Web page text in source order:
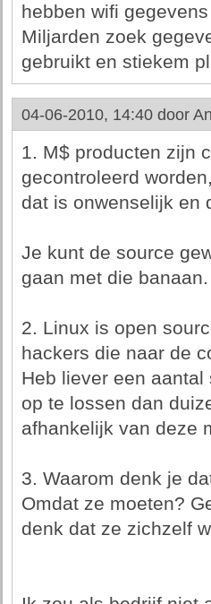
hebben wifi
Miljarden zoek
gebruikt en stiekem
04-06-2010, 14:40 door
1. M$ producten zijn
gecontroleerd
dat is onwenselijk en
Je kunt de source
gaan met die
2. Linux is open
hackers die naar de
Heb liever een
op te lossen dan
afhankelijk van deze
3. Waarom denk je
Omdat ze moeten?
denk dat ze zichzelf